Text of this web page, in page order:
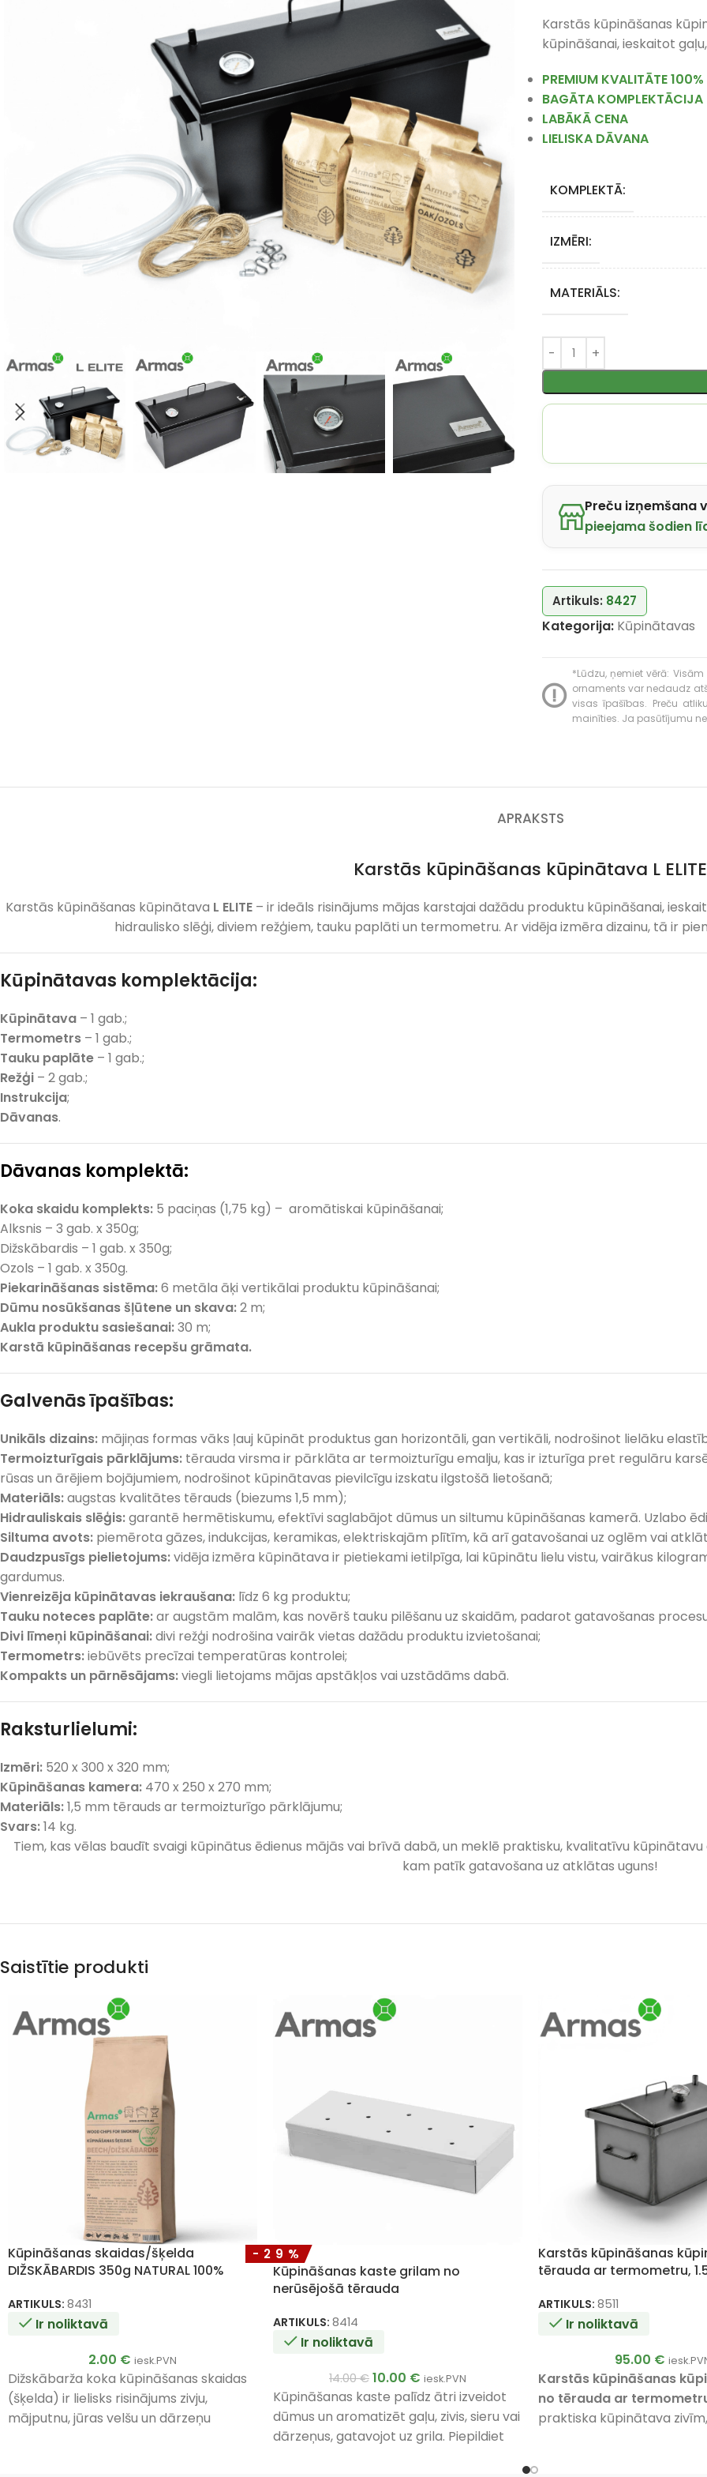
Karstās kūpināšanas
kūpināšanai, ieskaitot
PREMIUM KVALITĀTE 100%
BAGĀTA KOMPLEKTĀCIJA
LABĀKĀ CENA
LIELISKA DĀVANA
KOMPLEKTĀ:
IZMĒRI:
MATERIĀLS:
Preču izņemšana
pieejama šodien
Artikuls: 8427
Kategorija: Kūpinātavas
*Lūdzu, ņemiet vērā:
ornaments var nedaudz
visas īpašības. Preču
mainīties. Ja pasūtījumu
APRAKSTS
Karstās kūpināšanas kūpinātava L ELITE
Karstās kūpināšanas kūpinātava L ELITE – ir ideāls risinājums mājas karstajai dažādu produktu kūpināšanai,
hidraulisko slēģi, diviem režģiem, tauku paplāti un termometru. Ar vidēja izmēra dizainu, tā ir
Kūpinātavas komplektācija:
Kūpinātava – 1 gab.;
Termometrs – 1 gab.;
Tauku paplāte – 1 gab.;
Režģi – 2 gab.;
Instrukcija;
Dāvanas.
Dāvanas komplektā:
Koka skaidu komplekts: 5 paciņas (1,75 kg) – aromātiskai kūpināšanai;
Alksnis – 3 gab. x 350g;
Dižskābardis – 1 gab. x 350g;
Ozols – 1 gab. x 350g.
Piekarināšanas sistēma:6 metāla āķi vertikālai produktu kūpināšanai;
Dūmu nosūkšanas šļūtene un skava:2 m;
Aukla produktu sasiešanai:30 m;
Karstā kūpināšanas recepšu grāmata.
Galvenās īpašības:
Unikāls dizains: mājiņas formas vāks ļauj kūpināt produktus gan horizontāli, gan vertikāli, nodrošinot lielāku
Termoizturīgais pārklājums: tērauda virsma ir pārklāta ar termoizturīgu emalju, kas ir izturīga pret regulāru
rūsas un ārējiem bojājumiem, nodrošinot kūpinātavas pievilcīgu izskatu ilgstošā lietošanā;
Materiāls:augstas kvalitātes tērauds (biezums 1,5 mm);
Hidrauliskais slēģis:garantē hermētiskumu, efektīvi saglabājot dūmus un siltumu kūpināšanas kamerā. Uzlabo
Siltuma avots: piemērota gāzes, indukcijas, keramikas, elektriskajām plītīm, kā arī gatavošanai uz oglēm vai
Daudzpusīgs pielietojums:vidēja izmēra kūpinātava ir pietiekami ietilpīga, lai kūpinātu lielu vistu, vairākus
gardumus.
Vienreizēja kūpinātavas iekraušana: līdz 6 kg produktu;
Tauku noteces paplāte:ar augstām malām, kas novērš tauku pilēšanu uz skaidām, padarot gatavošanas
Divi līmeņi kūpināšanai:divi režģi nodrošina vairāk vietas dažādu produktu izvietošanai;
Termometrs:iebūvēts precīzai temperatūras kontrolei;
Kompakts un pārnēsājams:viegli lietojams mājas apstākļos vai uzstādāms dabā.
Raksturlielumi:
Izmēri: 520 x 300 x 320 mm;
Kūpināšanas kamera: 470 x 250 x 270 mm;
Materiāls:1,5 mm tērauds ar termoizturīgo pārklājumu;
Svars:14 kg.
Tiem, kas vēlas baudīt svaigi kūpinātus ēdienus mājās vai brīvā dabā, un meklē praktisku, kvalitatīvu
kam patīk gatavošana uz atklātas uguns!
Saistītie produkti
Kūpināšanas skaidas/šķelda
DIŽSKĀBARDIS 350g NATURAL 100%
ARTIKULS: 8431
Ir noliktavā
2.00 € iesk.PVN
Dižskābarža koka kūpināšanas skaidas
(šķelda) ir lielisks risinājums zivju,
mājputnu, jūras velšu un dārzeņu
-29%
Kūpināšanas kaste grilam no
nerūsējošā tērauda
ARTIKULS: 8414
Ir noliktavā
14.00€ 10.00 € iesk.PVN
Kūpināšanas kaste palīdz ātri izveidot
dūmus un aromatizēt gaļu, zivis, sieru vai
dārzeņus, gatavojot uz grila. Piepildiet
Karstās kūpināšanas
tērauda ar termometru,
ARTIKULS: 8511
Ir noliktavā
95.00 €
Karstās kūpināšanas
no tērauda ar
praktiska kūpinātava